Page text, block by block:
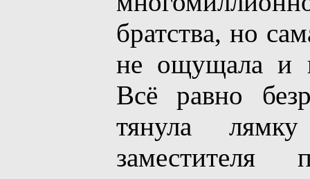
братствa, но
не ощущала и
Всё равно
тянула лямку